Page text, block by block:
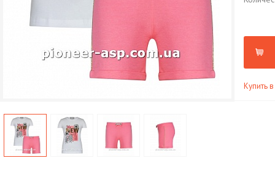
Купить